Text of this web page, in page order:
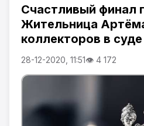
Счастливый финал
Жительница
коллекторов в суде
28-12-2020, 11:51👁 4 172